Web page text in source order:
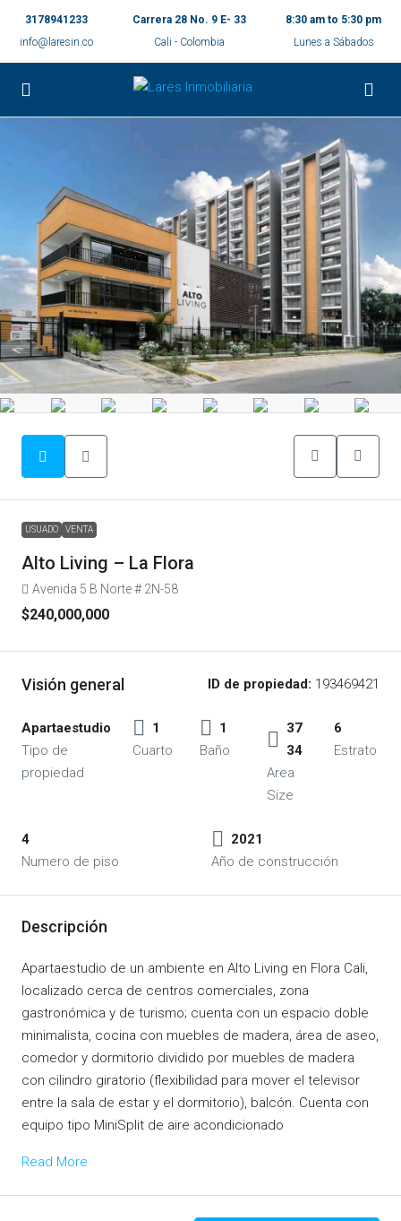
3178941233
info@laresin.co
Carrera 28 No. 9 E- 33
Cali - Colombia
8:30 am to 5:30 pm
Lunes a Sábados
USUADO VENTA
Alto Living – La Flora
Avenida 5 B Norte # 2N-58
$240,000,000
Visión general ID de propiedad: 193469421
Apartaestudio
Tipo de
propiedad
1
Cuarto
1
Baño
37
34
Area
Size
6
Estrato
4
Numero de piso
2021
Año de construcción
Descripción
Apartaestudio de un ambiente en Alto Living en Flora Cali,
localizado cerca de centros comerciales, zona
gastronómica y de turismo; cuenta con un espacio doble
minimalista, cocina con muebles de madera, área de aseo,
comedor y dormitorio dividido por muebles de madera
con cilindro giratorio (flexibilidad para mover el televisor
entre la sala de estar y el dormitorio), balcón. Cuenta con
equipo tipo MiniSplit de aire acondicionado
Read More